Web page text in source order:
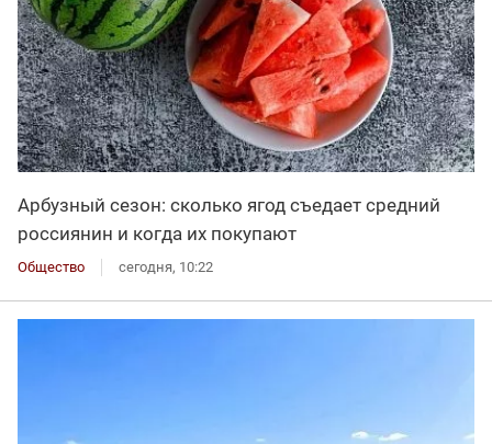
Арбузный сезон: сколько ягод съедает средний
россиянин и когда их покупают
Общество сегодня, 10:22